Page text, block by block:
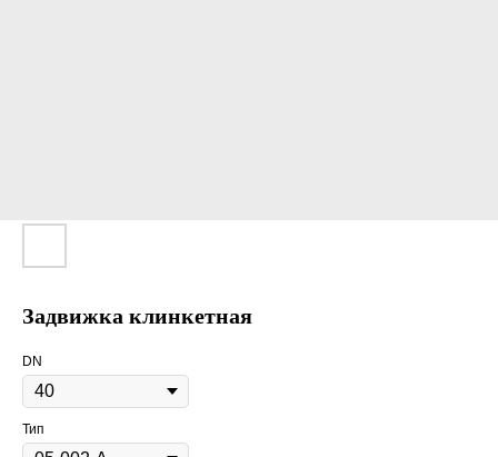
Задвижка клинкетная
DN
Тип